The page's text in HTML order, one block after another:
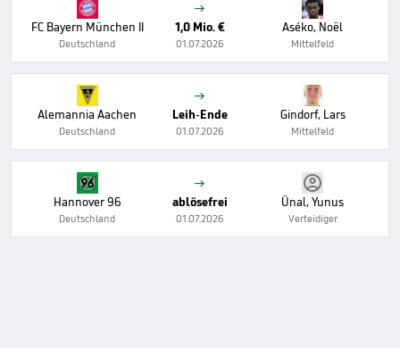
FC Bayern München II
Deutschland

1,0 Mio. €
01.07.2026
Aséko, Noël
Mittelfeld
Alemannia Aachen
Deutschland

Leih-Ende
01.07.2026
Gindorf, Lars
Mittelfeld
Hannover 96
Deutschland

ablösefrei
01.07.2026
Ünal, Yunus
Verteidiger